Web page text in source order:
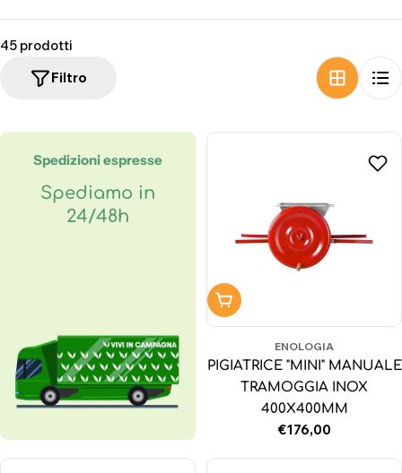
:
45 prodotti
Filtro
Spedizioni espresse
Spediamo in
24/48h
Aggiungi al carrello
ENOLOGIA
PIGIATRICE "MINI" MANUALE
TRAMOGGIA INOX
400X400MM
Prezzo
€176,00